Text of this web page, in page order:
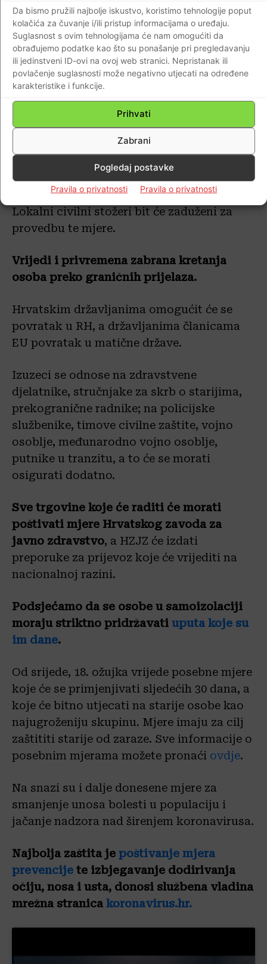
Da bismo pružili najbolje iskustvo, koristimo tehnologije poput
kolačića za čuvanje i/ili pristup informacijama o uređaju.
Suglasnost s ovim tehnologijama će nam omogućiti da
obrađujemo podatke kao što su ponašanje pri pregledavanju
ili jedinstveni ID-ovi na ovoj web stranici. Nepristanak ili
povlačenje suglasnosti može negativno utjecati na određene
karakteristike i funkcije.
Prihvati
Zabrani
Pogledaj postavke
Pravila o privatnosti Pravila o privatnosti
funkcionira, baš kao i opskrbne linije.
Postignut je dogovor sa susjednim
državama u svrhu organizacije opskrbe i
prijevoza koji normalno funkcioniraju.
Putnički promet je praktički stao.
Poslodavci su dužni organizirati rad od
kuće, organizirati telekonferencije, otkazati
službena putovanja, zabraniti dolazak na
posao radnicima koji boluju od akutnih
respiratornih bolesti.
Lokalni civilni stožeri bit će zaduženi za
provedbu te mjere.
Vrijedi i privremena zabrana kretanja
osoba preko graničnih prijelaza.
Hrvatskim državljanima omogućit će se
povratak u RH, a državljanima članicama
EU povratak u matične države.
Izuzeci se odnose na zdravstvene
djelatnike, stručnjake za skrb o starijima,
prekogranične radnike; na policijske
službenike, timove civilne zaštite, vojno
osoblje, međunarodno vojno osoblje,
putnike u tranzitu, a to će se morati
osigurati dodatno.
Sve trgovine koje će raditi će morati
poštivati mjere Hrvatskog zavoda za
javno zdravstvo, a HZJZ će izdati
preporuke za prijevoz koje će vrijediti na
nacionalnoj razini.
Podsjećamo da se osobe u samoizolaciji
moraju striktno pridržavati uputa koje su
im dane.
Od srijede, 18. ožujka vrijede posebne mjere
koje će se primjenjivati sljedećih 30 dana, a
koje će bitno utjecati na starije osobe kao
najugroženiju skupinu. Mjere imaju za cilj
zaštititi starije od zaraze. Sve informacije o
posebnim mjerama možete pronaći ovdje.
Na snazi su i dalje donesene mjere za
smanjenje unosa bolesti u populaciju i
jačanje nadzora nad širenjem koronavirusa.
Najbolja zaštita je poštivanje mjera
prevencije te izbjegavanje dodirivanja
očiju, nosa i usta, donosi službena vladina
mrežna stranica koronavirus.hr.